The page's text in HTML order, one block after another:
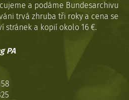
a podáme Bundesarchivu
trvá zhruba tři roky a cena se
stránek a kopií okolo 16 €.
PA